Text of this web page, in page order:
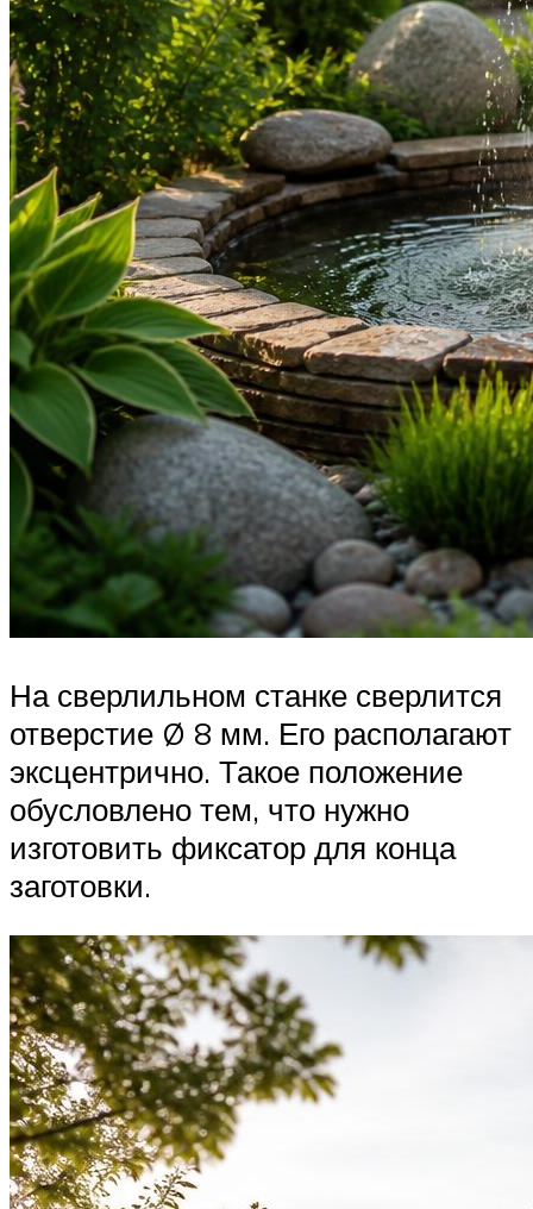
На сверлильном станке сверлится
отверстие Ø 8 мм. Его располагают
эксцентрично. Такое положение
обусловлено тем, что нужно
изготовить фиксатор для конца
заготовки.